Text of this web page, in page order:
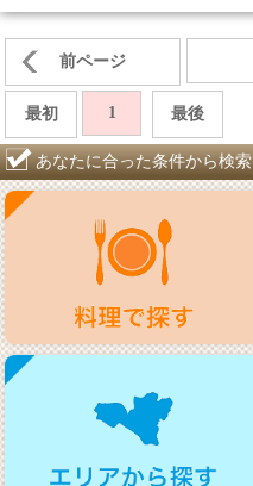
前ページ
最初 1 最後
あなたに合った条件から検索